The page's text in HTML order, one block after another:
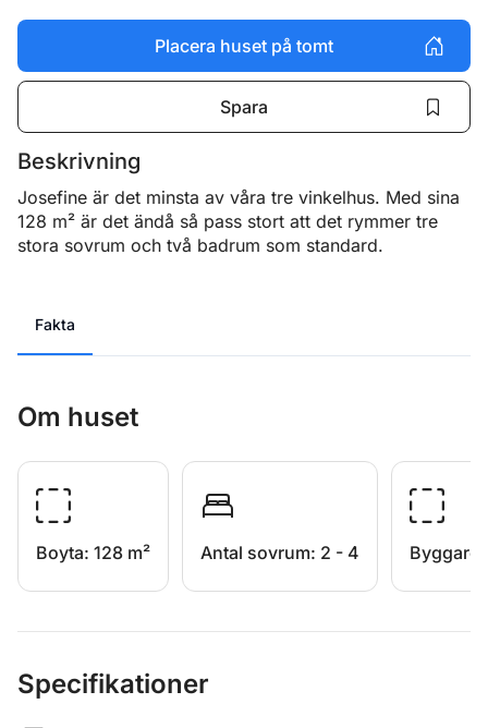
Placera huset på tomt
Spara
Beskrivning
Josefine är det minsta av våra tre vinkelhus. Med sina
128 m² är det ändå så pass stort att det rymmer tre
stora sovrum och två badrum som standard.
Fakta
Om huset
Boyta: 128 m² Antal sovrum: 2 - 4 Byggarea
Specifikationer